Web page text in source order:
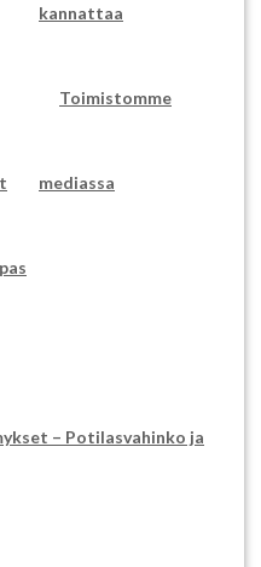
kannattaa
Toimistomme
mediassa
– Potilasvahinko ja